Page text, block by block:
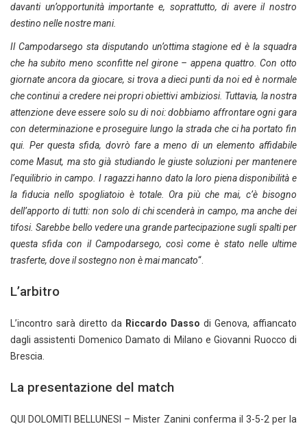
davanti un’opportunità importante e, soprattutto, di avere il nostro
destino nelle nostre mani.
Il Campodarsego sta disputando un’ottima stagione ed è la squadra
che ha subito meno sconfitte nel girone – appena quattro. Con otto
giornate ancora da giocare, si trova a dieci punti da noi ed è normale
che continui a credere nei propri obiettivi ambiziosi. Tuttavia, la nostra
attenzione deve essere solo su di noi: dobbiamo affrontare ogni gara
con determinazione e proseguire lungo la strada che ci ha portato fin
qui. Per questa sfida, dovrò fare a meno di un elemento affidabile
come Masut, ma sto già studiando le giuste soluzioni per mantenere
l’equilibrio in campo. I ragazzi hanno dato la loro piena disponibilità e
la fiducia nello spogliatoio è totale. Ora più che mai, c’è bisogno
dell’apporto di tutti: non solo di chi scenderà in campo, ma anche dei
tifosi. Sarebbe bello vedere una grande partecipazione sugli spalti per
questa sfida con il Campodarsego, così come è stato nelle ultime
trasferte, dove il sostegno non è mai mancato“.
L’arbitro
L’incontro sarà diretto da Riccardo Dasso di Genova, affiancato
dagli assistenti Domenico Damato di Milano e Giovanni Ruocco di
Brescia.
La presentazione del match
QUI DOLOMITI BELLUNESI – Mister Zanini conferma il 3-5-2 per la